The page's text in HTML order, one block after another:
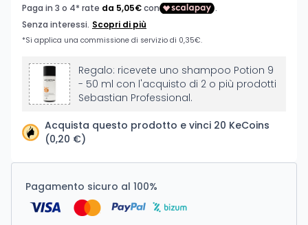
Regalo: ricevete uno shampoo Potion 9
- 50 ml con l'acquisto di 2 o più prodotti
Sebastian Professional.
Acquista questo prodotto e vinci 20 KeCoins
(0,20 €)
Pagamento sicuro al 100%